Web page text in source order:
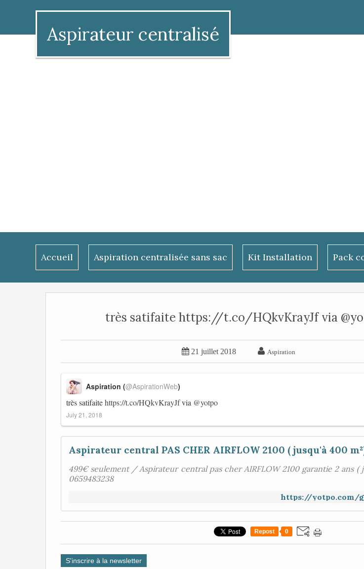
Aspirateur centralisé
Accueil Aspiration centralisée sans sac Kit Installation Pack
très satifaite https://t.co/HQkvKrayJf via
 21 juillet 2018  Aspiration
très satifaitehttps://t.co/HQkvKrayJfvia @yotpo
Aspiration (@AspirationWeb)
July 21, 2018
Aspirateur central PAS CHER AIRFLOW 2100 ( jusqu'à 400
499€ seulement / Aspirateur central pas cher AIRFLOW 2100 garantie 2 ans (
0659483238
https://yotpo.com/
Repost 0
S'inscrire à la newsletter